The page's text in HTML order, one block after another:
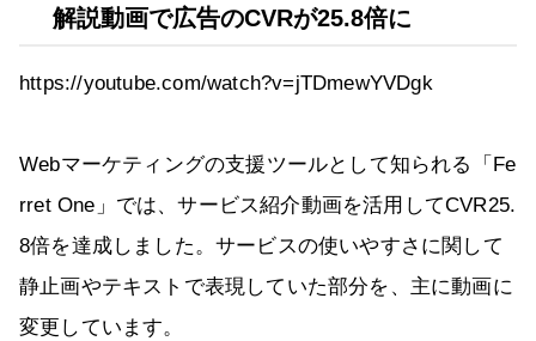
解説動画で広告のCVRが25.8倍に
https://youtube.com/watch?v=jTDmewYVDgk
Webマーケティングの支援ツールとして知られる「Fe
rret One」では、サービス紹介動画を活用してCVR25.
8倍を達成しました。サービスの使いやすさに関して
静止画やテキストで表現していた部分を、主に動画に
変更しています。